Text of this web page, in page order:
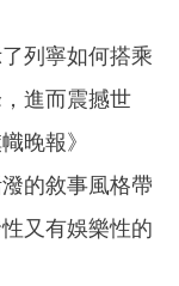
列寧如何搭乘
進而震撼世
晚報》
的敘事風格帶
又有娛樂性的